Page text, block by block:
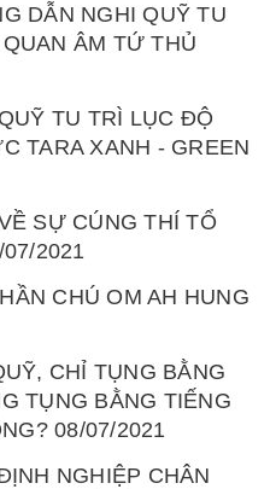
DẪN NGHI QUỸ TU
ÂM TỨ THỦ
TU TRÌ LỤC ĐỘ
TARA XANH - GREEN
SỰ CÚNG THÍ TỔ
2021
CHÚ OM AH HUNG
CHỈ TỤNG BẰNG
TỤNG BẰNG TIẾNG
08/07/2021
NGHIỆP CHÂN